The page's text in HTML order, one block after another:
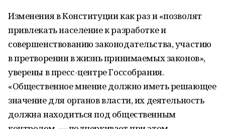
Изменения в Конституции как раз и «позволят
привлекать население к разработке и
совершенствованию законодательства, участию
в претворении в жизнь принимаемых законов»,
уверены в пресс-центре Госсобрания.
«Общественное мнение должно иметь решающее
значение для органов власти, их деятельность
должна находиться под общественным